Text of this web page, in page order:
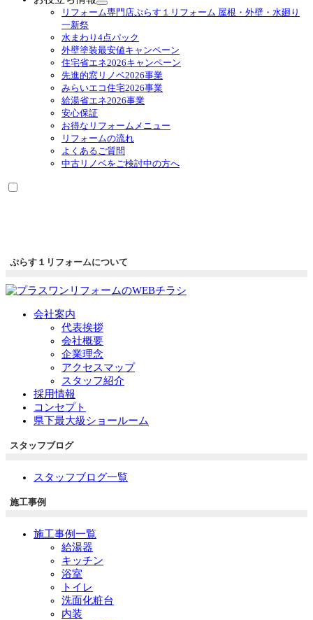
ニ
ュ
を
展
開
サ
メ
ニ
ュ
ー
を
展
リフォーム専門店ぷらす１リフォーム 屋根・外壁・水廻り
一新祭
水まわり4点パック
外壁塗装最安値キャンペーン
住宅省エネ2026キャンペーン
先進的窓リノベ2026事業
みらいエコ住宅2026事業
給湯省エネ2026事業
安心保証
お得なリフォームメニュー
リフォームの流れ
よくあるご質問
中古リノベをご検討中の方へ
ぷらす１リフォームについて
会社案内
代表挨拶
会社概要
企業理念
アクセスマップ
スタッフ紹介
採用情報
コンセプト
県下最大級ショールーム
スタッフブログ
スタッフブログ一覧
施工事例
施工事例一覧
給湯器
キッチン
浴室
トイレ
洗面化粧台
内装